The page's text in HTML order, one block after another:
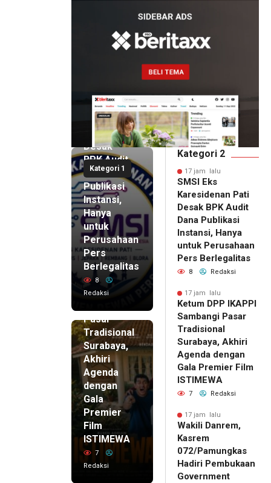
Kategori 1
17 jam lalu
SMSI Eks
Karesidenan
Pati
Desak
BPK Audit
Dana
Publikasi
Instansi,
Hanya
untuk
Perusahaan
Pers
Berlegalitas
8
Redaksi
17 jam lalu
Ketum
DPP
IKAPPI
Pasar
Tradisional
Surabaya,
Akhiri
Agenda
dengan
Gala
Premier
Film
ISTIMEWA
7
Redaksi
Kategori 2
17 jam lalu
SMSI Eks
Karesidenan Pati
Desak BPK Audit
Dana Publikasi
Instansi, Hanya
untuk Perusahaan
Pers Berlegalitas
8 Redaksi
17 jam lalu
Ketum DPP IKAPPI
Sambangi Pasar
Tradisional
Surabaya, Akhiri
Agenda dengan
Gala Premier Film
ISTIMEWA
7 Redaksi
17 jam lalu
Wakili Danrem,
Kasrem
072/Pamungkas
Hadiri Pembukaan
Government